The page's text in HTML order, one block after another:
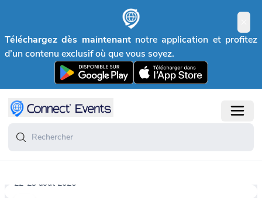
Téléchargez dès maintenant notre application et profitez
d’un contenu exclusif où que vous soyez.
22-23 août 2026